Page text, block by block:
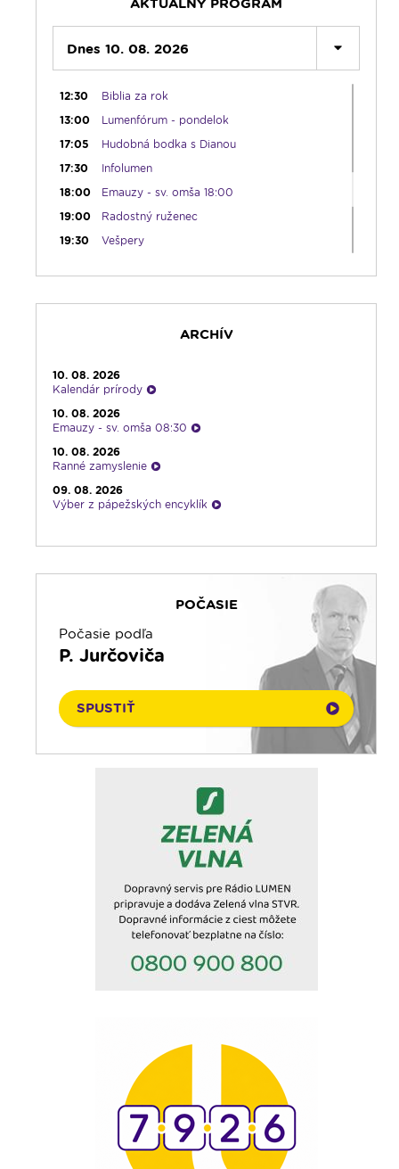
Dnes 10. 08. 2026
11:00
Príhovory Mons. Jozefa Haľka
12:00
Modlitba Anjel Pána + zamyslenie
12:10
Hudobný aperitív
12:30
Biblia za rok
13:00
Lumenfórum - pondelok
17:05
Hudobná bodka s Dianou
17:30
Infolumen
18:00
Emauzy - sv. omša 18:00
19:00
Radostný ruženec
19:30
Vešpery
Spoznávame Bibliu
21:45
Oldies s Ernie Murínom
22:00
Počúvaj srdcom
23:00
Čítanie na pokračovanie + repríza
zamyslenia zo 6:30
23:30
Infolumen - repríza
ARCHÍV
10. 08. 2026
Kalendár prírody
10. 08. 2026
Emauzy - sv. omša 08:30
10. 08. 2026
Ranné zamyslenie
09. 08. 2026
Výber z pápežských encyklík
09. 08. 2026
Infolumen
Emauzy - sv. omša 18:00
09. 08. 2026
POČASIE
Počasie podľa
P. Jurčoviča
SPUSTIŤ